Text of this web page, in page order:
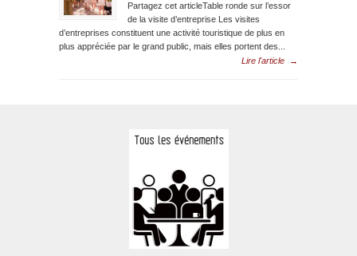
Partagez cet articleTable ronde sur l’essor
de la visite d’entreprise Les visites
d’entreprises constituent une activité touristique de plus en
plus appréciée par le grand public, mais elles portent des...
Lire l'article
→